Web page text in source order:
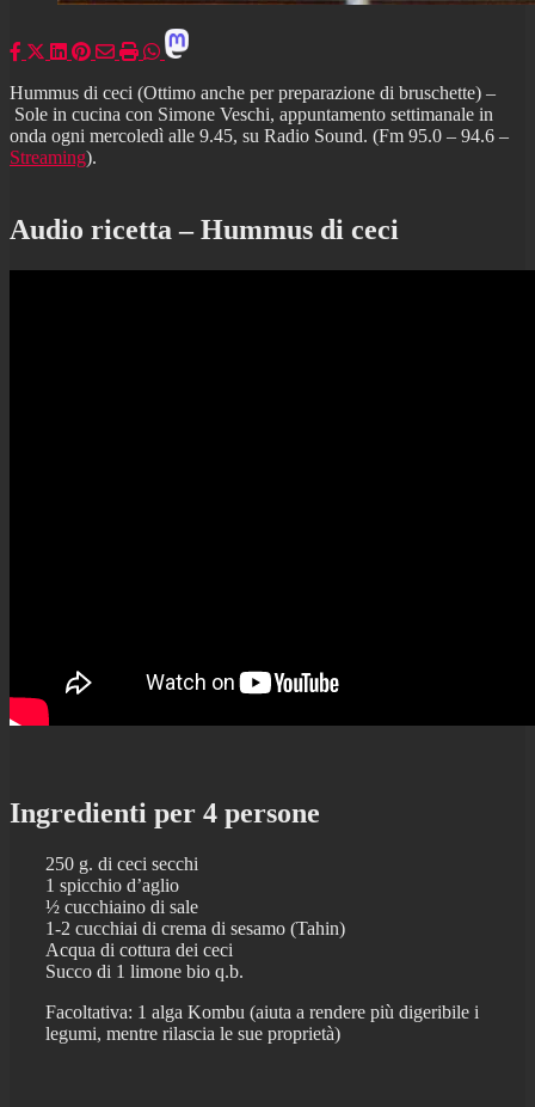
Hummus di ceci (Ottimo anche per preparazione di bruschette) –
Sole in cucina con Simone Veschi, appuntamento settimanale in
onda ogni mercoledì alle 9.45, su Radio Sound. (Fm 95.0 – 94.6 –
Streaming).
Audio ricetta – Hummus di ceci
Ingredienti per 4 persone
250 g. di ceci secchi
1 spicchio d’aglio
½ cucchiaino di sale
1-2 cucchiai di crema di sesamo (Tahin)
Acqua di cottura dei ceci
Succo di 1 limone bio q.b.
Facoltativa: 1 alga Kombu (aiuta a rendere più digeribile i
legumi, mentre rilascia le sue proprietà)